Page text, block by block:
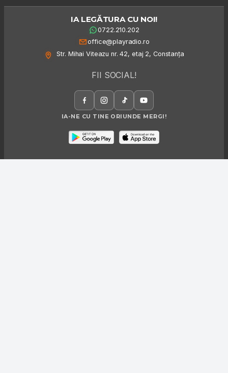
IA LEGĂTURA CU NOI!
0722.210.202
office@playradio.ro
Str. Mihai Viteazu nr. 42, etaj 2, Constanța
FII SOCIAL!
IA-NE CU TINE ORIUNDE MERGI!